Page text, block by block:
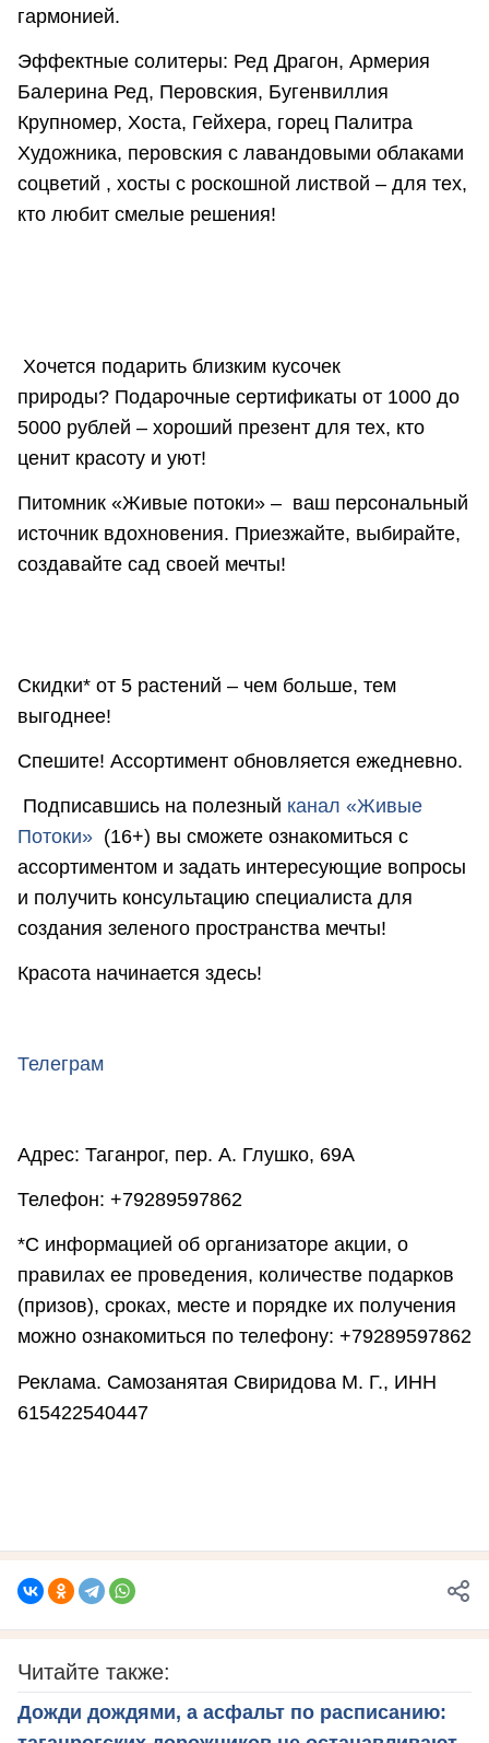
гармонией.
Эффектные солитеры: Ред Драгон, Армерия
Балерина Ред, Перовския, Бугенвиллия
Крупномер, Хоста, Гейхера, горец Палитра
Художника, перовския с лавандовыми облаками
соцветий , хосты с роскошной листвой – для тех,
кто любит смелые решения!
Хочется подарить близким кусочек
природы? Подарочные сертификаты от 1000 до
5000 рублей – хороший презент для тех, кто
ценит красоту и уют!
Питомник «Живые потоки» – ваш персональный
источник вдохновения. Приезжайте, выбирайте,
создавайте сад своей мечты!
Скидки* от 5 растений – чем больше, тем
выгоднее!
Спешите! Ассортимент обновляется ежедневно.
Подписавшись на полезный канал «Живые
Потоки» (16+) вы сможете ознакомиться с
ассортиментом и задать интересующие вопросы
и получить консультацию специалиста для
создания зеленого пространства мечты!
Красота начинается здесь!
Телеграм
Адрес: Таганрог, пер. А. Глушко, 69А
Телефон: +79289597862
*С информацией об организаторе акции, о
правилах ее проведения, количестве подарков
(призов), сроках, месте и порядке их получения
можно ознакомиться по телефону: +79289597862
Реклама. Самозанятая Свиридова М. Г., ИНН
615422540447
Читайте также:
Дожди дождями, а асфальт по расписанию: